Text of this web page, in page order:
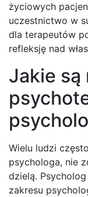
życiowych
uczestnictwo w
dla terapeutów
refleksję nad
Jakie są
Wielu ludzi
psychologa, nie
dzielą.
zakresu